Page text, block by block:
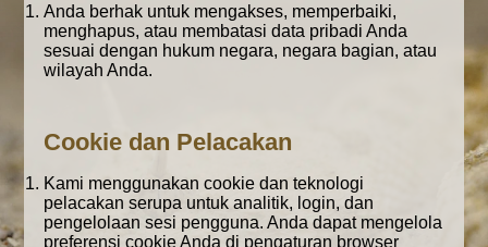
Anda berhak untuk mengakses, memperbaiki,
menghapus, atau membatasi data pribadi Anda
sesuai dengan hukum negara, negara bagian, atau
wilayah Anda.
Cookie dan Pelacakan
Kami menggunakan cookie dan teknologi
pelacakan serupa untuk analitik, login, dan
pengelolaan sesi pengguna. Anda dapat mengelola
preferensi cookie Anda di pengaturan browser